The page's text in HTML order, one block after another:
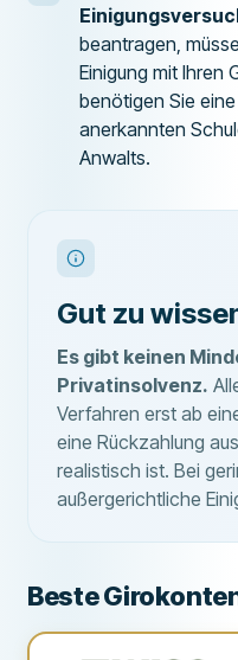
beantragen,
Einigung mit Ihren
benötigen Sie
anerkannten
Anwalts.
Gut zu
Es gibt keinen
Privatinsolvenz.
Verfahren erst ab
eine Rückzahlung
realistisch ist. Bei
außergerichtliche
Beste